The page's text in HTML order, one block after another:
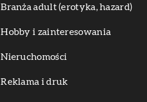
Branża adult (erotyka, hazard)
Hobby i zainteresowania
Nieruchomości
Reklama i druk